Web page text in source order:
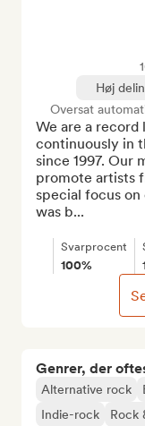
Genrer, der
Alternative rock
Indie-rock
Rock
Høj
Oversat
We are a
continuously in
since 1997. Our
promote artists
special focus on
was b...
Svarprocent
100%